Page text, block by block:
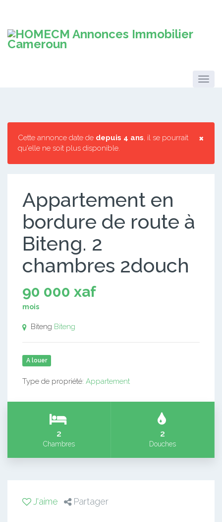
×
Cette annonce date de depuis 4 ans, il se pourrait
qu'elle ne soit plus disponible.
Appartement en
bordure de route à
Biteng. 2
chambres 2douch
90 000 xaf
mois
Biteng Biteng
A louer
Type de propriété: Appartement
2
Chambres
2
Douches
J'aime Partager